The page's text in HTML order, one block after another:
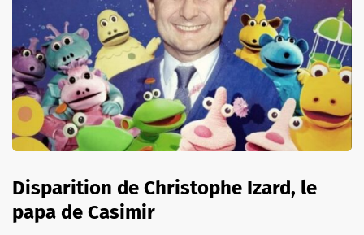
Disparition de Christophe Izard, le
papa de Casimir